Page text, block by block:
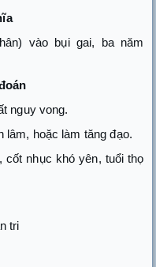
vào bụi gai, ba năm
nguy vong.
hoặc làm tăng đạo.
cốt nhục khó yên, tuổi thọ
tri